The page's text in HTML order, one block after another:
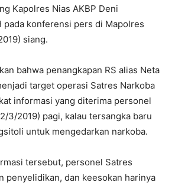
Kapolres Nias AKBP Deni
pada konferensi pers di Mapolres
siang.
bahwa penangkapan RS alias Neta
target operasi Satres Narkoba
informasi yang diterima personel
3/2019) pagi, kalau tersangka baru
untuk mengedarkan narkoba.
tersebut, personel Satres
penyelidikan, dan keesokan harinya